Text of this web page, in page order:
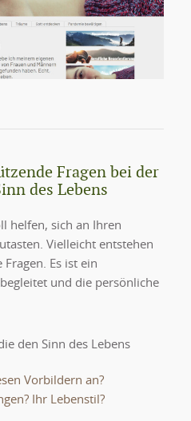
Fragen bei der
des Lebens
helfen, sich an Ihren
Vielleicht entstehen
Es ist ein
und die persönliche
den Sinn des Lebens
Vorbildern an?
Ihr Lebenstil?